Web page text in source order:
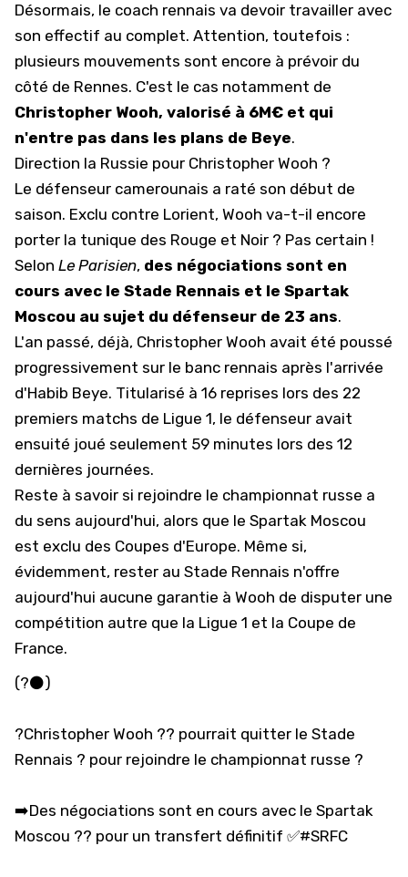
Désormais, le coach rennais va devoir travailler avec
son effectif au complet. Attention, toutefois :
plusieurs mouvements sont encore à prévoir du
côté de Rennes. C'est le cas notamment de
Christopher Wooh, valorisé à 6M€ et qui
n'entre pas dans les plans de Beye.
Direction la Russie pour Christopher Wooh ?
Le défenseur camerounais a raté son début de
saison. Exclu contre Lorient, Wooh va-t-il encore
porter la tunique des Rouge et Noir ? Pas certain !
Selon Le Parisien, des négociations sont en
cours avec le Stade Rennais et le Spartak
Moscou au sujet du défenseur de 23 ans.
L'an passé, déjà, Christopher Wooh avait été poussé
progressivement sur le banc rennais après l'arrivée
d'Habib Beye. Titularisé à 16 reprises lors des 22
premiers matchs de Ligue 1, le défenseur avait
ensuité joué seulement 59 minutes lors des 12
dernières journées.
Reste à savoir si rejoindre le championnat russe a
du sens aujourd'hui, alors que le Spartak Moscou
est exclu des Coupes d'Europe. Même si,
évidemment, rester au Stade Rennais n'offre
aujourd'hui aucune garantie à Wooh de disputer une
compétition autre que la Ligue 1 et la Coupe de
France.
(?⚫️)
?Christopher Wooh ?? pourrait quitter le Stade
Rennais ?️ pour rejoindre le championnat russe ?
➡️Des négociations sont en cours avec le Spartak
Moscou ?? pour un transfert définitif ✅#SRFC